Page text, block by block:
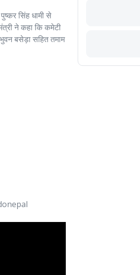
सिंह धामी से
ने कहा कि कमेटी
बसेड़ा सहित तमाम